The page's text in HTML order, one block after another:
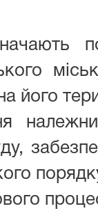
його